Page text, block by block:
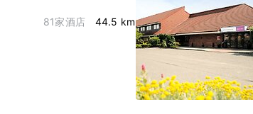
81家酒店 44.5 km